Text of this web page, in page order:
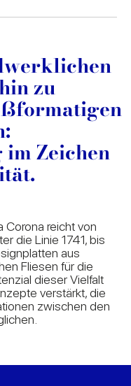
zu
Zeichen
Corona reicht von
die Linie 1741, bis
aus
Fliesen für die
dieser Vielfalt
verstärkt, die
zwischen den